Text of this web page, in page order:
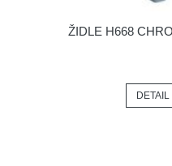
ŽIDLE H668